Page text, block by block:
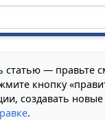
статью — правьте
кнопку
создавать
.